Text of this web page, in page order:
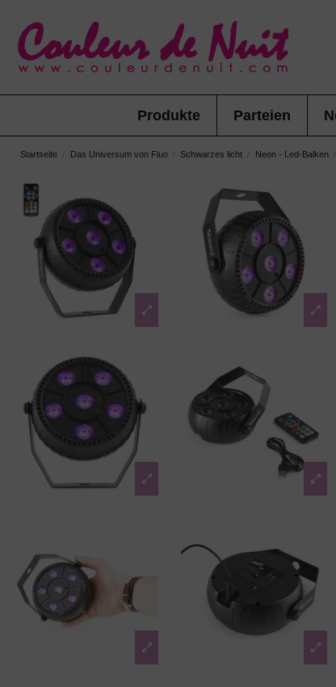
Produkte Parteien
Startseite Das Universum von Fluo Schwarzes licht Neon - Led-Balken